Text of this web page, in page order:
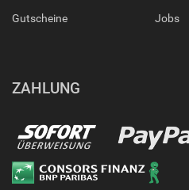
Gutscheine Jobs
ZAHLUNG